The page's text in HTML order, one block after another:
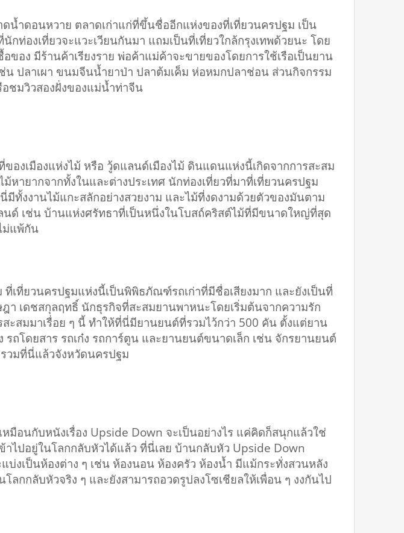
น้ำดอนหวาย ตลาดเก่าแก่ที่ขึ้นชื่ออีกแห่งของที่เที่ยวนครปฐม เป็น
ท่องเที่ยวจะแวะเวียนกันมา แถมเป็นที่เที่ยวใกล้กรุงเทพด้วยนะ โดย
ของ มีร้านค้าเรียงราย พ่อค้าแม่ค้าจะขายของโดยการใช้เรือเป็นยาน
น ปลาเผา ขนมจีนน้ำยาป่า ปลาต้มเค็ม ห่อหมกปลาช่อน ส่วนกิจกรรม
ชมวิวสองฝั่งของแม่น้ำท่าจีน
องเมืองแห่งไม้ หรือ วู้ดแลนด์เมืองไม้ ดินแดนแห่งนี้เกิดจากการสะสม
หายากจากทั้งในและต่างประเทศ นักท่องเที่ยวที่มาที่เที่ยวนครปฐม
ทั้งงานไม้แกะสลักอย่างสวยงาม และไม้ที่งดงามด้วยตัวของมันตาม
ด์ เช่น บ้านแห่งศรัทธาที่เป็นหนึ่งในโบสถ์คริสต์ไม้ที่มีขนาดใหญ่ที่สุด
ม่แพ้กัน
ที่เที่ยวนครปฐมแห่งนี้เป็นพิพิธภัณฑ์รถเก่าที่มีชื่อเสียงมาก และยังเป็นที่
า เดชสกุลฤทธิ์ นักธุรกิจที่สะสมยานพาหนะโดยเริ่มต้นจากความรัก
ะสมมาเรื่อย ๆ นี้ ทำให้ที่นี่มียานยนต์ที่รวมไว้กว่า 500 คัน ตั้งแต่ยาน
ถโดยสาร รถเก๋ง รถการ์ตูน และยานยนต์ขนาดเล็ก เช่น จักรยานยนต์
วมที่นี่แล้วจังหวัดนครปฐม
มือนกับหนังเรื่อง Upside Down จะเป็นอย่างไร แค่คิดก็สนุกแล้วใช่
ไปอยู่ในโลกกลับหัวได้แล้ว ที่นี่เลย บ้านกลับหัว Upside Down
งเป็นห้องต่าง ๆ เช่น ห้องนอน ห้องครัว ห้องน้ำ มีแม้กระทั่งสวนหลัง
โลกกลับหัวจริง ๆ และยังสามารถอวดรูปลงโซเชียลให้เพื่อน ๆ งงกันไป